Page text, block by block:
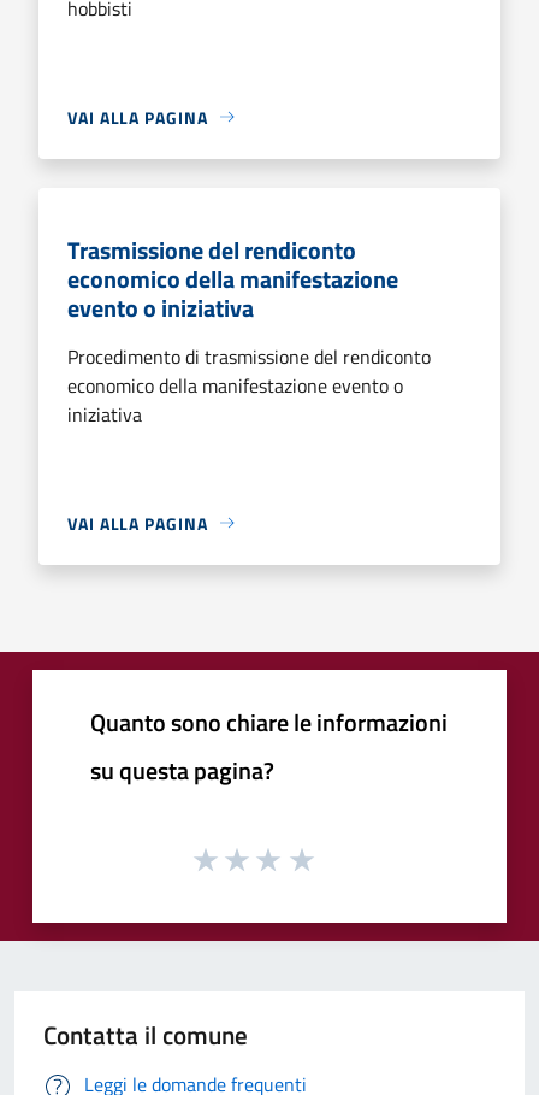
hobbisti
VAI ALLA PAGINA
Trasmissione del rendiconto
economico della manifestazione
evento o iniziativa
Procedimento di trasmissione del rendiconto
economico della manifestazione evento o
iniziativa
VAI ALLA PAGINA
Quanto sono chiare le informazioni
su questa pagina?
Contatta il comune
Leggi le domande frequenti